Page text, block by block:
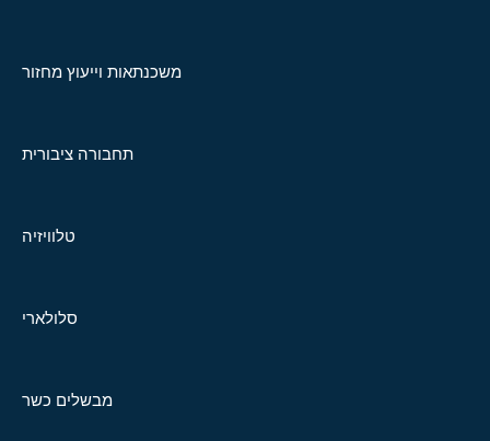
משכנתאות וייעוץ מחזור
תחבורה ציבורית
טלוויזיה
סלולארי
מבשלים כשר